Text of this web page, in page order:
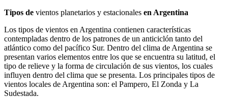
Tipos de vientos planetarios y estacionales en Argentina
Los tipos de vientos en Argentina contienen características
contempladas dentro de los patrones de un anticiclón tanto del
atlántico como del pacífico Sur. Dentro del clima de Argentina se
presentan varios elementos entre los que se encuentra su latitud, el
tipo de relieve y la forma de circulación de sus vientos, los cuales
influyen dentro del clima que se presenta. Los principales tipos de
vientos locales de Argentina son: el Pampero, El Zonda y La
Sudestada.